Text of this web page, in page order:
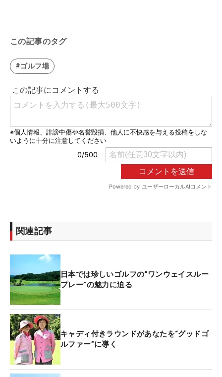
この記事のタグ
#ゴルフ場
関連記事
日本では珍しいゴルフの“ワンウェイスルー
プレー”の魅力に迫る
キャディ付きラウンドがあなたを“グッドゴ
ルファー”に導く